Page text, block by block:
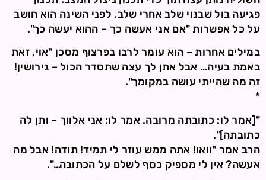
פגיעה בול שבנוי שלב אחרי שלב. לפני השינה הוא חושב
על כל אפשרות "אם אני אעשה כך – ההוא יעשה כך".
במילים אחרות – הוא עומר לרבו בפרצוף מסכן "אוי, זאת
באמת בעיה… אבל אתן לך עצה שתסדר הכול – גירושין!
זה מה שהייתי עושה במקומך".
*
"[אמר לו: כתובתה מרובה. אמר לו: אני אלווך – ותן לה
כתובתה]".
הרב אמר "וואו! אתה ממש עוזר לי תמיד! תודה! אבל מה
אעשה? אין לי מספיק כסף לשלם על הכתובה…".